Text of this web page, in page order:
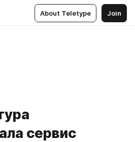
About Teletype Join
сервис